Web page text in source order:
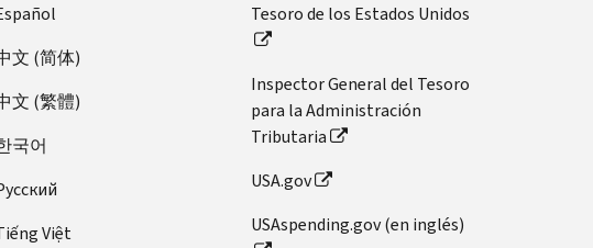
文 (简体)
文 (繁體)
국어
Việt
Tesoro de los Estados Unidos
Inspector General del Tesoro
para la Administración
Tributaria
USA.gov
USAspending.gov (en inglés)